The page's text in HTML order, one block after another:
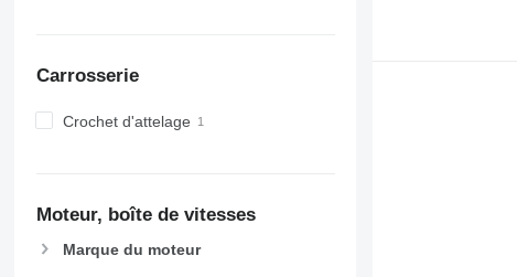
Carrosserie
Crochet d'attelage
Moteur, boîte de vitesses
Marque du moteur